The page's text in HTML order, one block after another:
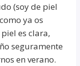
(soy de piel
ya os
es clara,
seguramente
en verano.